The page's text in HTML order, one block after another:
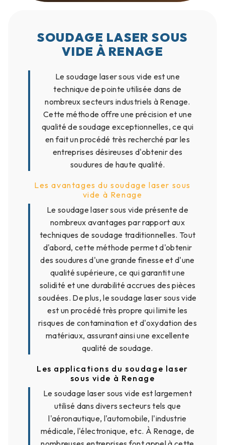
SOUDAGE LASER SOUS
VIDE À RENAGE
Le soudage laser sous vide est une
technique de pointe utilisée dans de
nombreux secteurs industriels à Renage.
Cette méthode offre une précision et une
qualité de soudage exceptionnelles, ce qui
en fait un procédé très recherché par les
entreprises désireuses d'obtenir des
soudures de haute qualité.
Les avantages du soudage laser sous
vide à Renage
Le soudage laser sous vide présente de
nombreux avantages par rapport aux
techniques de soudage traditionnelles. Tout
d'abord, cette méthode permet d'obtenir
des soudures d'une grande finesse et d'une
qualité supérieure, ce qui garantit une
solidité et une durabilité accrues des pièces
soudées. De plus, le soudage laser sous vide
est un procédé très propre qui limite les
risques de contamination et d'oxydation des
matériaux, assurant ainsi une excellente
qualité de soudage.
Les applications du soudage laser
sous vide à Renage
Le soudage laser sous vide est largement
utilisé dans divers secteurs tels que
l'aéronautique, l'automobile, l'industrie
médicale, l'électronique, etc. À Renage, de